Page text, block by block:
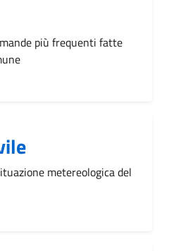
più frequenti fatte
metereologica del